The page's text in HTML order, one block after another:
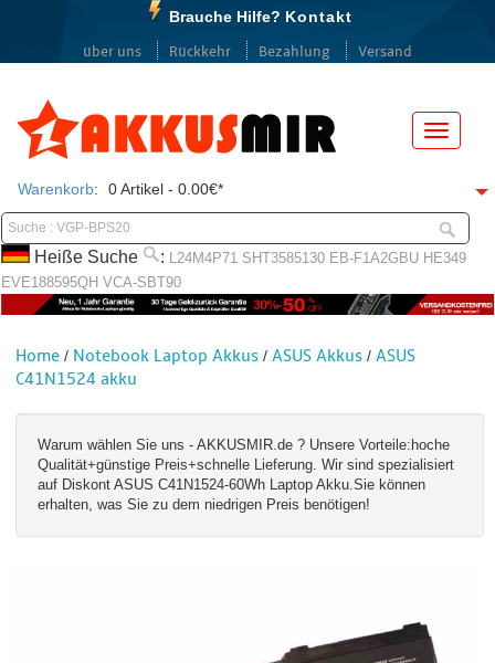
Brauche Hilfe? Kontakt
über uns
Rückkehr Bezahlung Versand
Menü
Warenkorb: 0 Artikel - 0.00€*
Heiße Suche : L24M4P71 SHT3585130 EB-F1A2GBU HE349
EVE188595QH VCA-SBT90
Home / Notebook Laptop Akkus / ASUS Akkus / ASUS
C41N1524 akku
Warum wählen Sie uns - AKKUSMIR.de ? Unsere Vorteile:hoche
Qualität+günstige Preis+schnelle Lieferung. Wir sind spezialisiert
auf Diskont ASUS C41N1524-60Wh Laptop Akku.Sie können
erhalten, was Sie zu dem niedrigen Preis benötigen!